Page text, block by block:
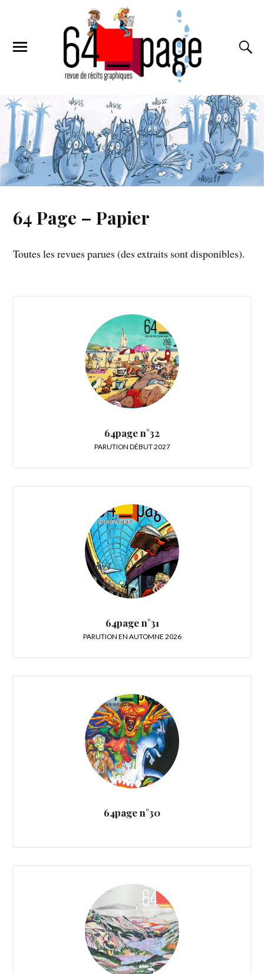
64 Page – Papier
Toutes les revues parues (des extraits sont disponibles).
64page n°32
PARUTION DÉBUT 2027
64page n°31
PARUTION EN AUTOMNE 2026
64page n°30